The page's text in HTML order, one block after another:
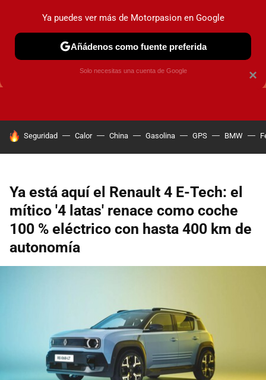
GUÍAS DE COMPRA OFERTAS DE COCHES CONSEJOS
HOY SE HABLA DE
Seguridad Calor China Gasolina GPS BMW
Ya está aquí el Renault 4 E-Tech: el
mítico '4 latas' renace como coche
100 % eléctrico con hasta 400 km de
autonomía
×
Ya puedes ver más de Motorpasion en Google
Añádenos como fuente preferida
Solo necesitas una cuenta de Google